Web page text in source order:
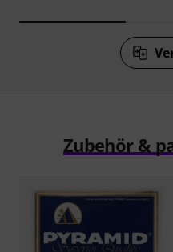
Zubehör &